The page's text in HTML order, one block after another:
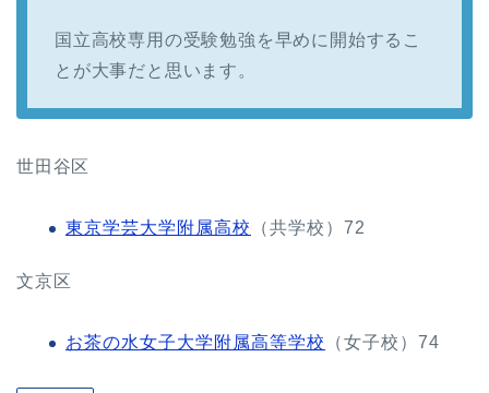
国立高校専用の受験勉強を早めに開始するこ
とが大事だと思います。
世田谷区
東京学芸大学附属高校 （共学校）72
文京区
お茶の水女子大学附属高等学校 （女子校）74